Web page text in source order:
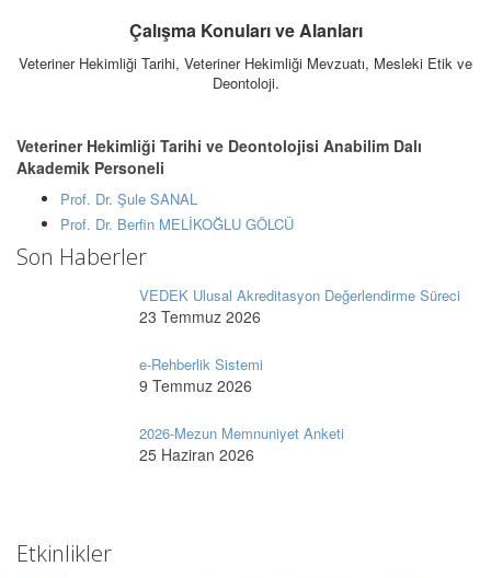
Çalışma Konuları ve Alanları
Veteriner Hekimliği Tarihi, Veteriner Hekimliği Mevzuatı, Mesleki Etik ve
Deontoloji.
Veteriner Hekimliği Tarihi ve Deontolojisi Anabilim Dalı
Akademik Personeli
Prof. Dr. Şule SANAL
Prof. Dr. Berfin MELİKOĞLU GÖLCÜ
Son Haberler
VEDEK Ulusal Akreditasyon Değerlendirme Süreci
23 Temmuz 2026
e-Rehberlik Sistemi
9 Temmuz 2026
2026-Mezun Memnuniyet Anketi
25 Haziran 2026
Etkinlikler